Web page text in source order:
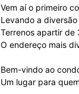
Vem aí o primeiro
Levando a diversão
Terrenos apartir de
O endereço mais
Bem-vindo ao
Um lugar para